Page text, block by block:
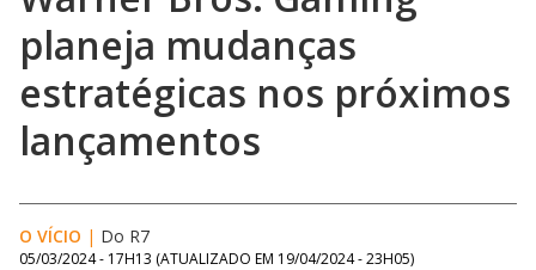
planeja mudanças
estratégicas nos próximos
lançamentos
O VÍCIO | Do R7
05/03/2024 - 17H13 (ATUALIZADO EM 19/04/2024 - 23H05)